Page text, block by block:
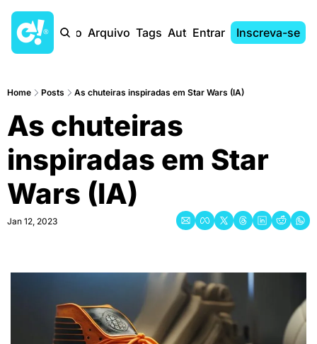
Início Arquivo Tags AutoresEntrar Inscreva-se
Home Posts As chuteiras inspiradas em Star Wars (IA)
As chuteiras
inspiradas em Star
Wars (IA)
Jan 12, 2023